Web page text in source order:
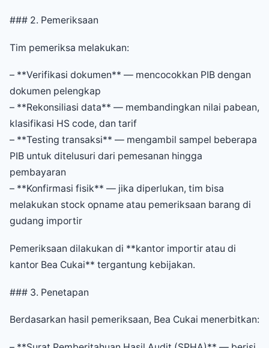
### 2. Pemeriksaan
Tim pemeriksa melakukan:
– **Verifikasi dokumen** — mencocokkan PIB dengan
dokumen pelengkap
– **Rekonsiliasi data** — membandingkan nilai pabean,
klasifikasi HS code, dan tarif
– **Testing transaksi** — mengambil sampel beberapa
PIB untuk ditelusuri dari pemesanan hingga
pembayaran
– **Konfirmasi fisik** — jika diperlukan, tim bisa
melakukan stock opname atau pemeriksaan barang di
gudang importir
Pemeriksaan dilakukan di **kantor importir atau di
kantor Bea Cukai** tergantung kebijakan.
### 3. Penetapan
Berdasarkan hasil pemeriksaan, Bea Cukai menerbitkan: